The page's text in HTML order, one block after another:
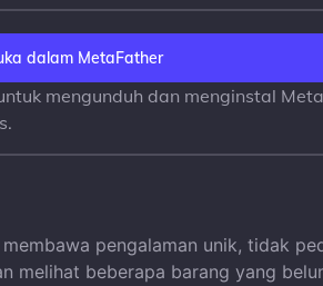
dalam MetaFather
mengunduh dan menginstal
pengalaman unik, tidak
melihat beberapa barang yang